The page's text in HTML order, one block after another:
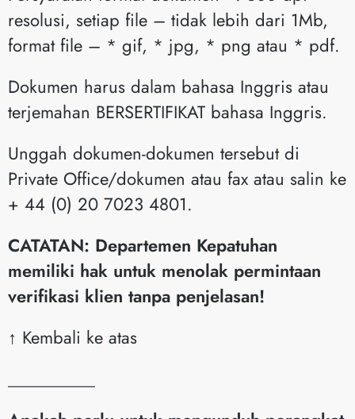
resolusi, setiap file – tidak lebih dari 1Mb,
format file – * gif, * jpg, * png atau * pdf.
Dokumen harus dalam bahasa Inggris atau
terjemahan BERSERTIFIKAT bahasa Inggris.
Unggah dokumen-dokumen tersebut di
Private Office/dokumen atau fax atau salin ke
+ 44 (0) 20 7023 4801.
CATATAN: Departemen Kepatuhan
memiliki hak untuk menolak permintaan
verifikasi klien tanpa penjelasan!
↑ Kembali ke atas